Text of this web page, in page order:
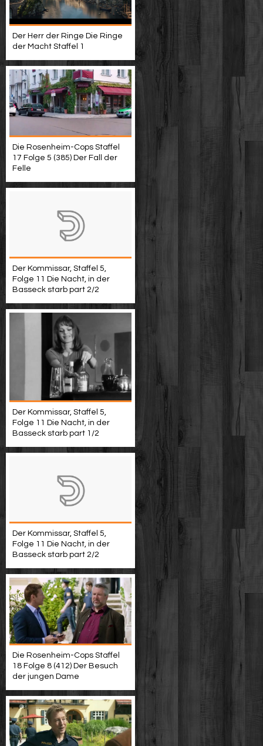
Der Herr der Ringe Die Ringe
der Macht Staffel 1
Die Rosenheim-Cops Staffel
17 Folge 5 (385) Der Fall der
Felle
Der Kommissar, Staffel 5,
Folge 11 Die Nacht, in der
Basseck starb part 2/2
Der Kommissar, Staffel 5,
Folge 11 Die Nacht, in der
Basseck starb part 1/2
Der Kommissar, Staffel 5,
Folge 11 Die Nacht, in der
Basseck starb part 2/2
Die Rosenheim-Cops Staffel
18 Folge 8 (412) Der Besuch
der jungen Dame